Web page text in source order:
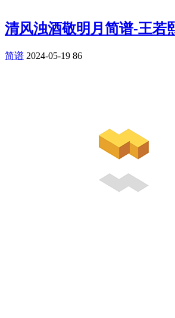
清风浊酒敬明月简谱-王若
简谱 2024-05-19 86